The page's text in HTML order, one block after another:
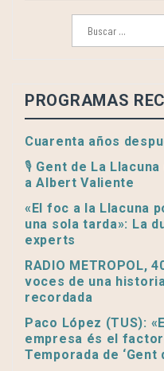
PROGRAMAS
Cuarenta años
🎙️ Gent de La
a Albert Valiente
«El foc a la Llacuna
una sola tarda»: La
experts
RADIO METROPOL,
voces de una
recordada
Paco López (TUS):
empresa és el factor
Temporada de ‘Gent